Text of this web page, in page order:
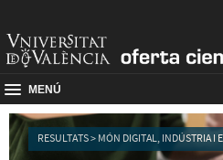
MENÚ
RESULTATS > MÓN DIGITAL,